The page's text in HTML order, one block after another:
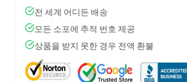
전 세계 어디든 배송
모든 소포에 추적 번호 제공
상품을 받지 못한 경우 전액 환불